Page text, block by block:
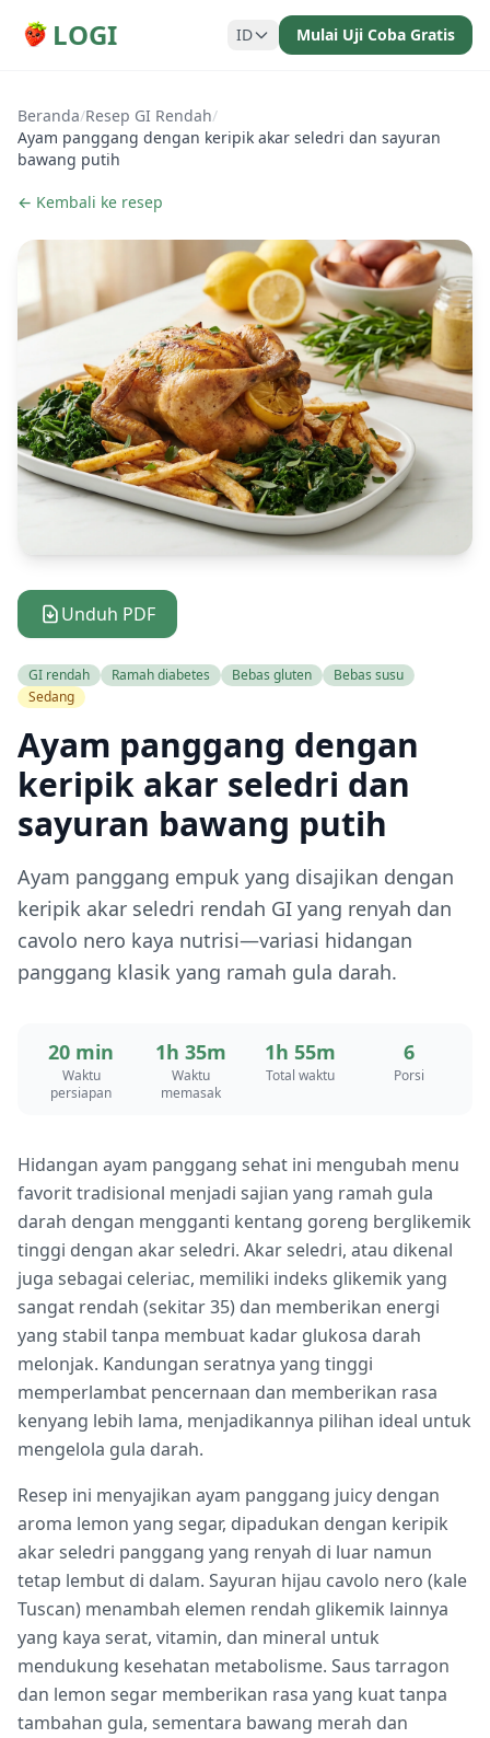
LOGI ID Mulai Uji Coba Gratis
Beranda/Resep GI Rendah/
Ayam panggang dengan keripik akar seledri dan sayuran
bawang putih
← Kembali ke resep
Unduh PDF
GI rendah Ramah diabetes Bebas gluten
Bebas susu
Sedang
Ayam panggang dengan
keripik akar seledri dan
sayuran bawang putih
Ayam panggang empuk yang disajikan dengan
keripik akar seledri rendah GI yang renyah dan
cavolo nero kaya nutrisi—variasi hidangan
panggang klasik yang ramah gula darah.
20 min
Waktu
persiapan
1h 35m
Waktu
memasak
1h 55m
Total waktu
6
Porsi
Hidangan ayam panggang sehat ini mengubah menu
favorit tradisional menjadi sajian yang ramah gula
darah dengan mengganti kentang goreng berglikemik
tinggi dengan akar seledri. Akar seledri, atau dikenal
juga sebagai celeriac, memiliki indeks glikemik yang
sangat rendah (sekitar 35) dan memberikan energi
yang stabil tanpa membuat kadar glukosa darah
melonjak. Kandungan seratnya yang tinggi
memperlambat pencernaan dan memberikan rasa
kenyang lebih lama, menjadikannya pilihan ideal untuk
mengelola gula darah.
Resep ini menyajikan ayam panggang juicy dengan
aroma lemon yang segar, dipadukan dengan keripik
akar seledri panggang yang renyah di luar namun
tetap lembut di dalam. Sayuran hijau cavolo nero (kale
Tuscan) menambah elemen rendah glikemik lainnya
yang kaya serat, vitamin, dan mineral untuk
mendukung kesehatan metabolisme. Saus tarragon
dan lemon segar memberikan rasa yang kuat tanpa
tambahan gula, sementara bawang merah dan